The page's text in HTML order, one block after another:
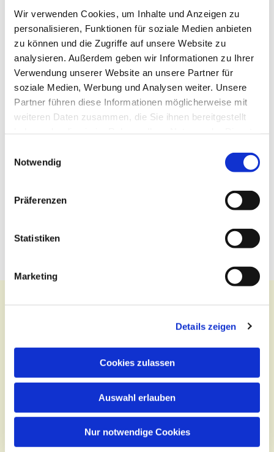
Wir verwenden Cookies, um Inhalte und Anzeigen zu
personalisieren, Funktionen für soziale Medien anbieten
zu können und die Zugriffe auf unsere Website zu
analysieren. Außerdem geben wir Informationen zu Ihrer
Verwendung unserer Website an unsere Partner für
soziale Medien, Werbung und Analysen weiter. Unsere
Partner führen diese Informationen möglicherweise mit
weiteren Daten zusammen, die Sie ihnen bereitgestellt
Notwendig
Präferenzen
Statistiken
Marketing
Details zeigen
Cookies zulassen
Auswahl erlauben
Nur notwendige Cookies
Kontakt
Tel.:
E-Mail:kontakt@st-hildegard-von-bingen.de